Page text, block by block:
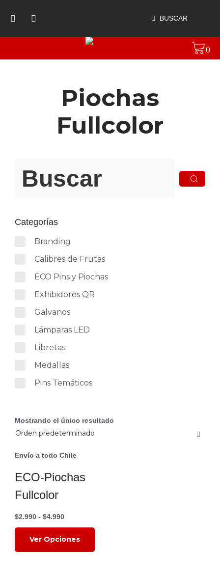
BUSCAR
0
Piochas
Fullcolor
Categorías
Branding
Calibres de Frutas
ECO Pins y Piochas
Exhibidores QR
Galvanos
Lámparas LED
Libretas
Medallas
Pins Temáticos
Mostrando el único resultado
Envío a todo Chile
ECO-Piochas
Fullcolor
$2.990 - $4.990
Ver Opciones
¿Qué estás
buscando?